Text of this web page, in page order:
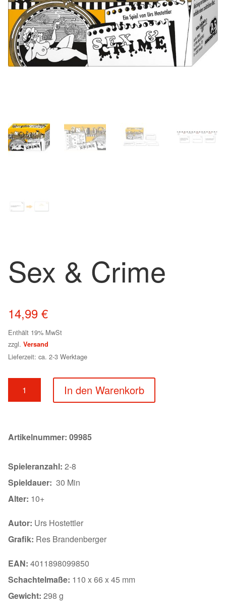
Sex & Crime
14,99 €
Enthält 19% MwSt
zzgl. Versand
Lieferzeit: ca. 2-3 Werktage
In den Warenkorb
Artikelnummer: 09985
Spieleranzahl: 2-8
Spieldauer: 30 Min
Alter: 10+
Autor: Urs Hostettler
Grafik: Res Brandenberger
EAN: 4011898099850
Schachtelmaße: 110 x 66 x 45 mm
Gewicht: 298 g